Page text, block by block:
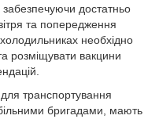
достатньо
та попередження
необхідно
розміщувати вакцини
транспортування
бригадами, мають